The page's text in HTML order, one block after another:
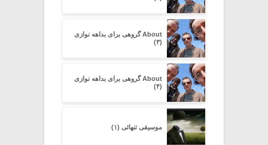
About گروهی برای بداهه نوازی
(۳)
About گروهی برای بداهه نوازی
(۴)
موسیقی تنهائی (۱)